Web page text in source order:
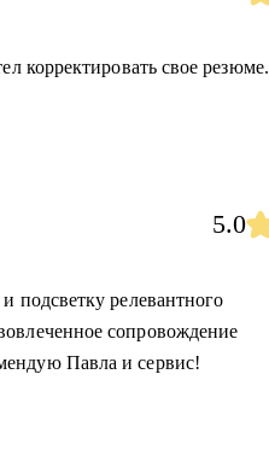
корректировать свое резюме.
5.0
подсветку релевантного
сопровождение
Павла и сервис!